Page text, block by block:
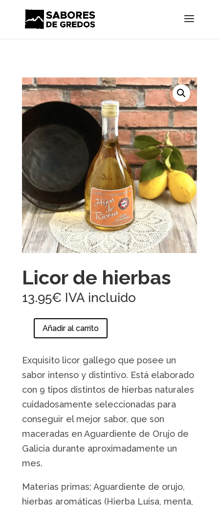
Licor de hierbas
13.95€ IVA incluido
hierbas
cantidad
Añadir al carrito
Exquisito licor gallego que posee un
sabor intenso y distintivo. Está elaborado
con 9 tipos distintos de hierbas naturales
cuidadosamente seleccionadas para
conseguir el mejor sabor, que son
maceradas en Aguardiente de Orujo de
Galicia durante aproximadamente un
mes.
Materias primas; Aguardiente de orujo,
hierbas aromáticas (Hierba Luisa, menta,